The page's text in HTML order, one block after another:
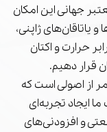
جهانی این امکان
یاتاقان‌های ژاپنی،
حرارت و اکتان
قرار دهیم.
از اصولی است که
ایجاد تجربه‌ای
و افزودنی‌های